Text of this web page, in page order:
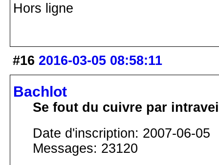
Hors ligne
#16 2016-03-05 08:58:11
Bachlot
Se fout du cuivre par
Date d'inscription: 2007-06-05
Messages: 23120